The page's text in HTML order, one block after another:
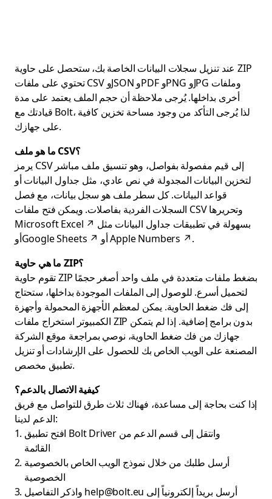
عند تنزيل سجلات البيانات الخاصة بك، ستحصل على حاوية ZIP
تحتوي على ملفات CSV وJSON وPDF وPNG وJPG وملفات
أخرى بداخلها. يُرجى ملاحظة أن حجم الملف يعتمد على مدة
قيادتك مع Bolt، لذا يُرجى التأكد من وجود مساحة تخزين كافية
على جهازك.
ما هو ملف CSV؟
يرمز CSV إلى قيم مفصولة بفواصل، وهو تنسيق ملف مباشر
لتخزين البيانات المجدولة في نص عادي، مثل جداول البيانات أو
قواعد البيانات. كل سطر ملف هو سجل بيانات، مع فصل
السجلات الفردية بفاصلات. ويمكن فتح ملفات CSV وتحريرها
بسهولة في تطبيقات جداول البيانات مثل
Microsoft Excel ↗
أو
Google Sheets ↗ أوApple Numbers ↗.
ما هي حاوية ZIP؟
تقوم حاوية ZIP بضغط ملفات متعددة في ملف واحد أصغر حجمًا
لتحميل أسرع. للوصول إلى الملفات الموجودة بداخلها، ستحتاج
إلى فك ضغط الحاوية. يمكن لمعظم الأجهزة المحمولة وأجهزة
الكمبيوتر استخراج ملفات ZIP بدون برامج إضافية. إذا لم يتمكن
جهازك من فك ضغط الحاوية، نوصي بمراجعة موقع الشركة
المصنعة على الويب الخاص بك للحصول على الإرشادات أو تنزيل
تطبيق مخصص.
كيفية الاتصال بالدعم؟
إذا كنت بحاجة إلى مساعدة، فهناك ثلاث طرق للتواصل مع فريق
الدعم لدينا:
افتح تطبيق Bolt Driver وانتقل إلى قسم الدعم من
القائمة
أرسل طلبك من خلال نموذج الويب الخاص بالخصوصية
الخصوصية
أرسل بريداً إلكترونياً إلى help@bolt.eu واذكر التفاصيل